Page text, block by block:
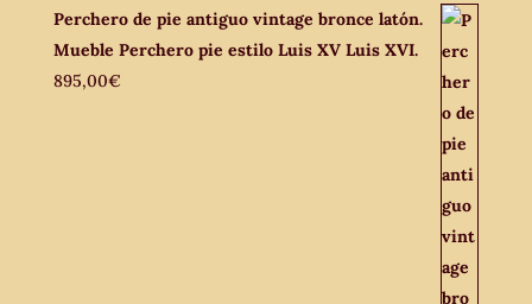
Perchero de pie antiguo vintage bronce latón.
Mueble Perchero pie estilo Luis XV Luis XVI.
895,00€